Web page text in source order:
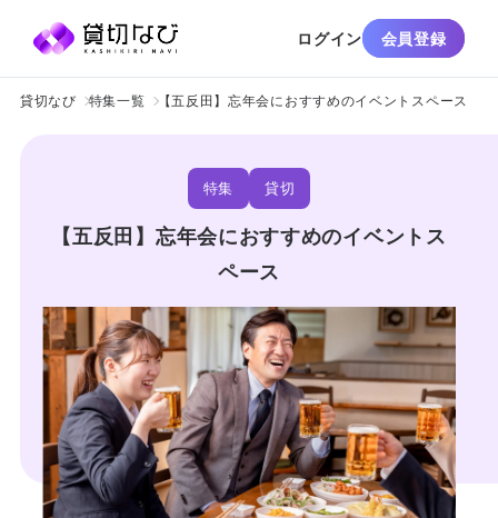
ログイン 会員登録
貸切なび 特集一覧 【五反田】忘年会におすすめのイベントスペース
特集 貸切
【五反田】忘年会におすすめのイベントス
ペース